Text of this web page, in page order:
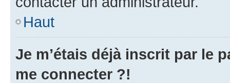
Haut
Je m’étais déjà inscrit par le
me connecter ?!